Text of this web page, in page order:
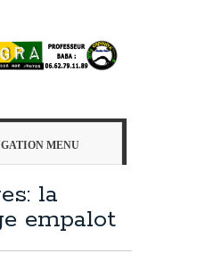
MENU
la
empalot